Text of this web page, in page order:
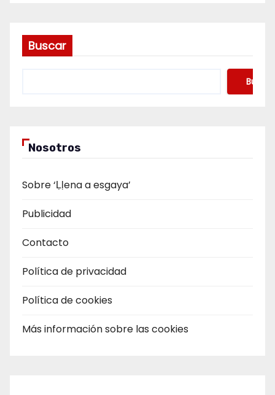
Buscar
Buscar
Nosotros
Sobre ‘Ḷḷena a esgaya’
Publicidad
Contacto
Política de privacidad
Política de cookies
Más información sobre las cookies